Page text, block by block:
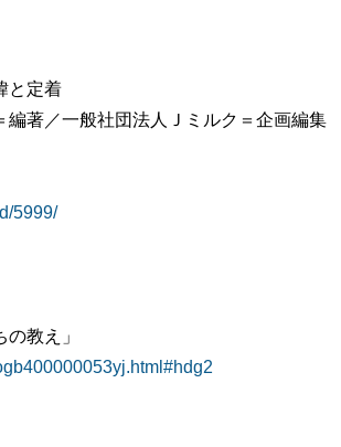
と定着
著／一般社団法人Ｊミルク＝企画編集
5999/
教え」